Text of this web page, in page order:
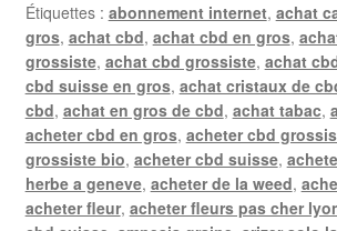
Étiquettes : abonnement internet, achat
gros, achat cbd, achat cbd en gros,
grossiste, achat cbd grossiste, achat
cbd suisse en gros, achat cristaux de
cbd, achat en gros de cbd, achat tabac,
acheter cbd en gros, acheter cbd
grossiste bio, acheter cbd suisse,
herbe a geneve, acheter de la weed,
acheter fleur, acheter fleurs pas cher